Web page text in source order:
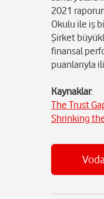
2021
Okulu ile iş
Şirket
finansal
puanlarıyla
Kaynaklar:
The Trust
Shrinking